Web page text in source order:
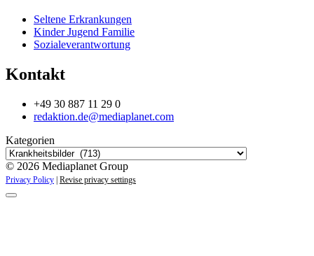
Seltene Erkrankungen
Kinder Jugend Familie
Sozialeverantwortung
Kontakt
+49 30 887 11 29 0
redaktion.de@mediaplanet.com
Kategorien
© 2026 Mediaplanet Group
Privacy Policy Revise privacy settings